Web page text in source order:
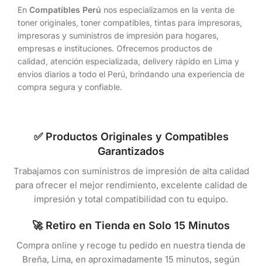
En Compatibles Perú nos especializamos en la venta de
toner originales, toner compatibles, tintas para impresoras,
impresoras y suministros de impresión para hogares,
empresas e instituciones. Ofrecemos productos de
calidad, atención especializada, delivery rápido en Lima y
envíos diarios a todo el Perú, brindando una experiencia de
compra segura y confiable.
✅ Productos Originales y Compatibles
Garantizados
Trabajamos con suministros de impresión de alta calidad
para ofrecer el mejor rendimiento, excelente calidad de
impresión y total compatibilidad con tu equipo.
🚀 Retiro en Tienda en Solo 15 Minutos
Compra online y recoge tu pedido en nuestra tienda de
Breña, Lima, en aproximadamente 15 minutos, según